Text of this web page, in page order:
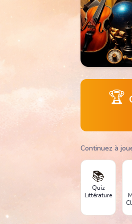
🏆
Continuez à
📚
Quiz
Littérature